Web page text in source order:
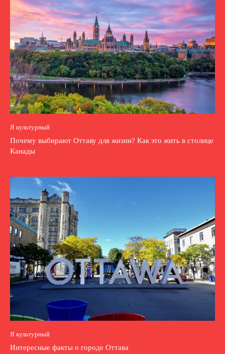
Я культурный
Почему выбирают Оттаву для жизни? Как это жить в столице
Канады
Я культурный
Интересные факты о городе Оттава